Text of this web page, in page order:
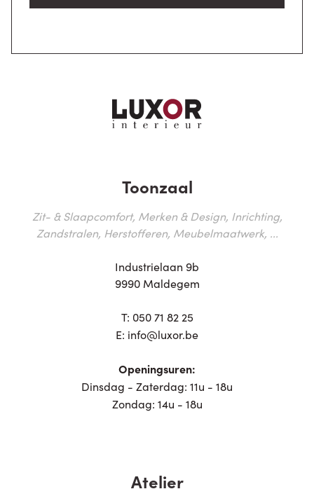
Toonzaal
Zit- & Slaapcomfort, Merken & Design, Inrichting,
Zandstralen, Herstofferen, Meubelmaatwerk, ...
Industrielaan 9b
9990 Maldegem
T: 050 71 82 25
E: info@luxor.be
Openingsuren:
Dinsdag - Zaterdag: 11u - 18u
Zondag: 14u - 18u
Atelier